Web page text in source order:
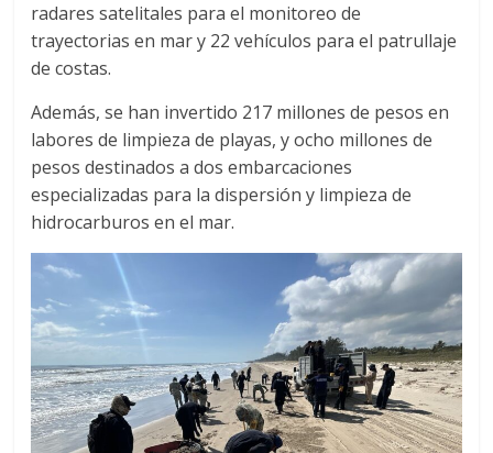
radares satelitales para el monitoreo de
trayectorias en mar y 22 vehículos para el patrullaje
de costas.
Además, se han invertido 217 millones de pesos en
labores de limpieza de playas, y ocho millones de
pesos destinados a dos embarcaciones
especializadas para la dispersión y limpieza de
hidrocarburos en el mar.